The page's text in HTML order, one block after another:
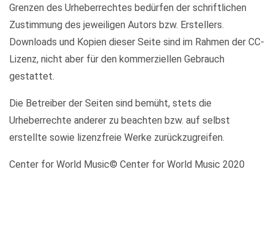
Grenzen des Urheberrechtes bedürfen der schriftlichen
Zustimmung des jeweiligen Autors bzw. Erstellers.
Downloads und Kopien dieser Seite sind im Rahmen der CC-
Lizenz, nicht aber für den kommerziellen Gebrauch
gestattet.
Die Betreiber der Seiten sind bemüht, stets die
Urheberrechte anderer zu beachten bzw. auf selbst
erstellte sowie lizenzfreie Werke zurückzugreifen.
Center for World Music© Center for World Music 2020